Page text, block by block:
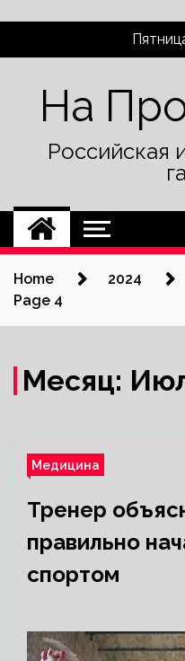
На
Российская
Home 2024
Page 4
Месяц:
Медицина
Тренер
правильно
спортом